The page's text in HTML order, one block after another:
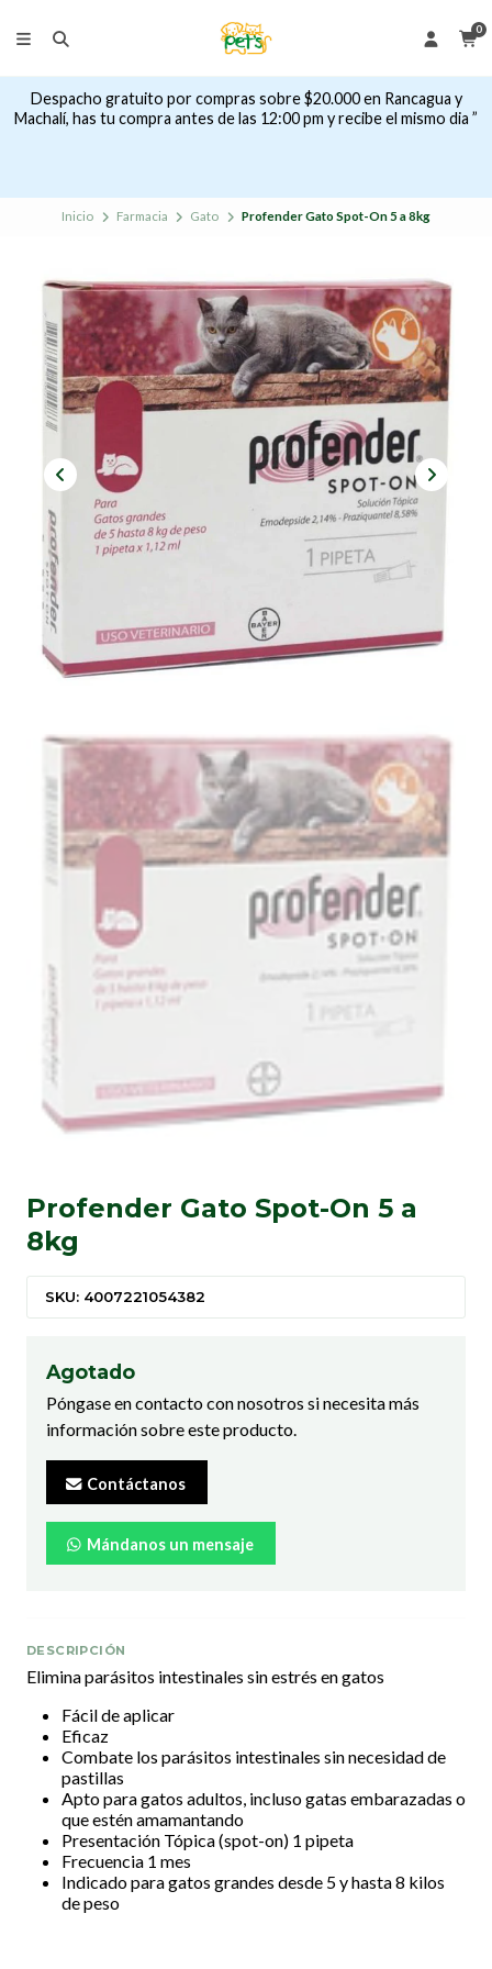
0
Despacho gratuito por compras sobre $20.000 en Rancagua y
Machalí, has tu compra antes de las 12:00 pm y recibe el mismo dia ”
Inicio Farmacia Gato Profender Gato Spot-On 5 a 8kg
Profender Gato Spot-On 5 a
8kg
SKU: 4007221054382
Agotado
Póngase en contacto con nosotros si necesita más
información sobre este producto.
Contáctanos
Mándanos un mensaje
DESCRIPCIÓN
Elimina parásitos intestinales sin estrés en gatos
Fácil de aplicar
Eficaz
Combate los parásitos intestinales sin necesidad de
pastillas
Apto para gatos adultos, incluso gatas embarazadas o
que estén amamantando
Presentación Tópica (spot-on) 1 pipeta
Frecuencia 1 mes
Indicado para gatos grandes desde 5 y hasta 8 kilos
de peso